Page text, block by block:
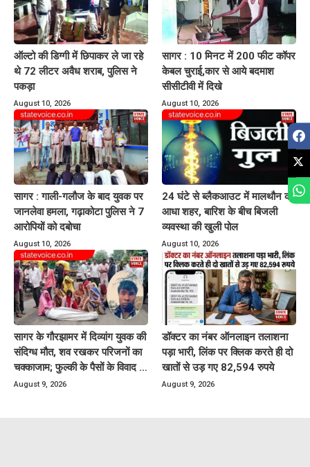
ऑल्टो की डिग्गी में छिपाकर ले जा रहे
थे 72 लीटर अवैध शराब, पुलिस ने
पकड़ा
August 10, 2026
सागर : 10 मिनट में 200 फीट कॉपर
केबल चुराई,कार से आये बदमाश
सीसीटीवी में दिखे
August 10, 2026
सागर : गाली-गलौज के बाद युवक पर
जानलेवा हमला, गढ़ाकोटा पुलिस ने 7
आरोपियों को दबोचा
August 10, 2026
24 घंटे से ब्लैकआउट में मालथौन का
आधा शहर, बारिश के बीच बिजली
व्यवस्था की खुली पोल
August 10, 2026
सागर के गौरझामर में दिव्यांग युवक की
संदिग्ध मौत, शव रखकर परिजनों का
चक्काजाम; फुल्की के पैसों के विवाद से
जुड़ा मामला
August 9, 2026
डॉक्टर का नंबर ऑनलाइन तलाशना
पड़ा भारी, लिंक पर क्लिक करते ही दो
खातों से उड़ गए 82,594 रुपये
August 9, 2026